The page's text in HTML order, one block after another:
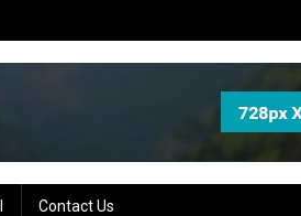
Contact Us